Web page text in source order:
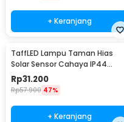
+ Keranjang
TaffLED Lampu Taman Hias
Solar Sensor Cahaya IP44
Warm White 4 PCS - L20
Rp31.200
Rp57.900 47%
+ Keranjang